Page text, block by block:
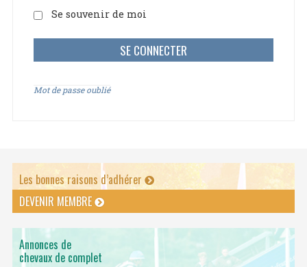
Se souvenir de moi
Mot de passe oublié
Les bonnes raisons d’adhérer
DEVENIR MEMBRE
Annonces de
chevaux de complet